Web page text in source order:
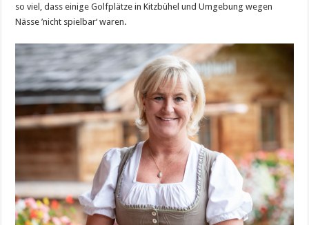
so viel, dass einige Golfplätze in Kitzbühel und Umgebung wegen
Nässe ’nicht spielbar‘ waren.